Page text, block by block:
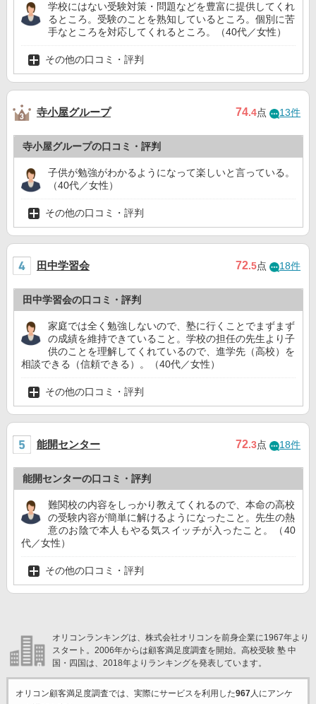
学校にはない受験対策・問題などを豊富に提供してくれ
るところ。受験のことを熟知しているところ。個別に苦
手なところを対応してくれるところ。（40代／女性）
その他の口コミ・評判
寺小屋グループ 74.4点 13件
寺小屋グループの口コミ・評判
子供が勉強がわかるようになって楽しいと言っている。
（40代／女性）
その他の口コミ・評判
田中学習会 72.5点 18件
田中学習会の口コミ・評判
家庭では全く勉強しないので、塾に行くことでまずまず
の成績を維持できていること。学校の担任の先生より子
供のことを理解してくれているので、進学先（高校）を
相談できる（信頼できる）。（40代／女性）
その他の口コミ・評判
能開センター 72.3点 18件
能開センターの口コミ・評判
難関校の内容をしっかり教えてくれるので、本命の高校
の受験内容が簡単に解けるようになったこと。先生の熱
意のお陰で本人もやる気スイッチが入ったこと。（40
代／女性）
その他の口コミ・評判
オリコンランキングは、株式会社オリコンを前身企業に1967年より
スタート。2006年からは顧客満足度調査を開始。高校受験 塾 中
国・四国は、2018年よりランキングを発表しています。
オリコン顧客満足度調査では、実際にサービスを利用した967人にアンケ